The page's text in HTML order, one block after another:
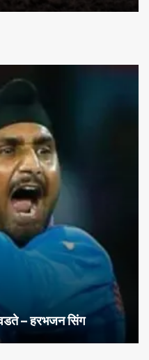
– हरभजन सिंग